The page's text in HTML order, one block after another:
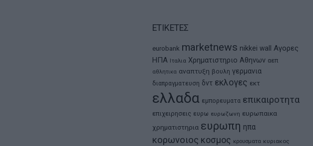
ΕΤΙΚΕΤΕΣ
eurobank marketnews nikkei wall
Αγορες
ΗΠΑ Ιταλια Χρηματιστηριο Αθηνων αεπ
αθλητικα αναπτυξη βουλη γερμανια
διαπραγματευση δντ εκλογες εκτ
ελλαδα εμπορευματα επικαιροτητα
επιχειρησεις ευρω ευρωζωνη ευρωπαικα
χρηματιστηρια ευρωπη ηπα
κορωνοιος κοσμος κρουσματα κυριακος